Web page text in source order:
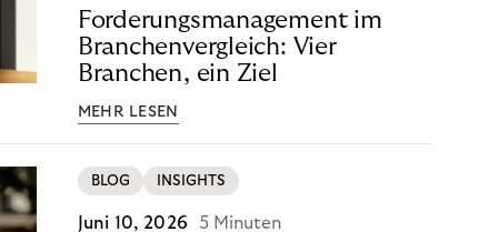
Forderungsmanagement im
Branchenvergleich: Vier
Branchen, ein Ziel
MEHR LESEN
BLOG INSIGHTS
Juni 10, 2026 5 Minuten